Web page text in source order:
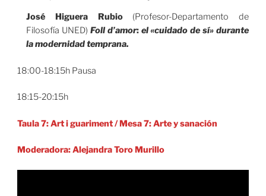
José Higuera Rubio(Profesor-Departamento de
Filosofía UNED) Foll d’amor: el «cuidado de sí» durante
la modernidad temprana.
18:00-18:15h Pausa
18:15-20:15h
Taula 7: Art i guariment/Mesa 7: Arte y sanación
Moderadora: Alejandra Toro Murillo